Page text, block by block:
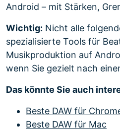
Android – mit Stärken,
Wichtig: Nicht alle
spezialisierte Tools für
Musikproduktion auf
wenn Sie gezielt nach
Das könnte Sie auch
Beste DAW für
Beste DAW für Mac